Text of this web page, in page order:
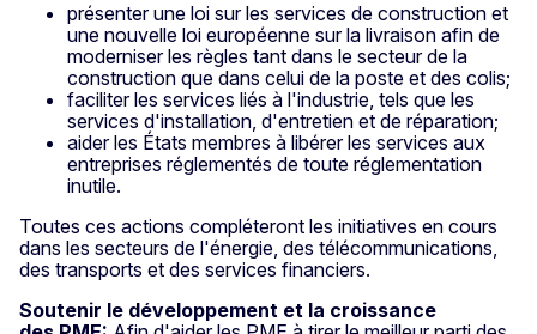
présenter une loi sur les services de construction et
une nouvelle loi européenne sur la livraison afin de
moderniser les règles tant dans le secteur de la
construction que dans celui de la poste et des colis;
faciliter les services liés à l'industrie, tels que les
services d'installation, d'entretien et de réparation;
aider les États membres à libérer les services aux
entreprises réglementés de toute réglementation
inutile.
Toutes ces actions compléteront les initiatives en cours
dans les secteurs de l'énergie, des télécommunications,
des transports et des services financiers.
Soutenir le développement et la croissance